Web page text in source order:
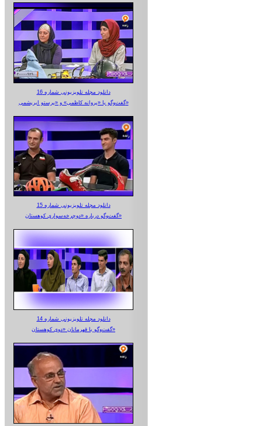
دانلود مجله تلویزیونی شماره 16
گفت‌وگو با «پروانه کاظمی» و «پرستو‌ ابریشمی»
دانلود مجله تلویزیونی شماره 15
گفت‌وگو درباره «دوچرخه‌سواری کوهستان»
دانلود مجله تلویزیونی شماره 14
گفت‌وگو با قهرمانان «دوی کوهستان»